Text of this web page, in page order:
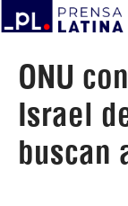
ONU
Israel
buscan